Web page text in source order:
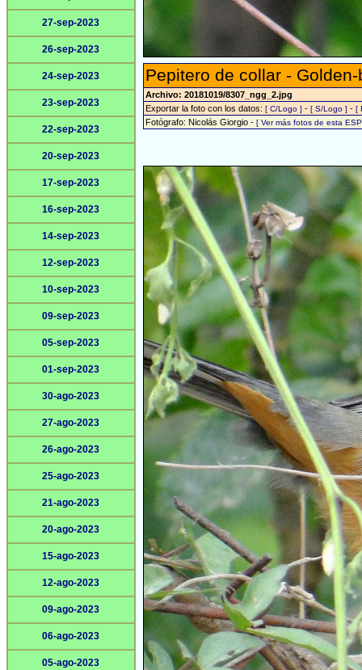
27-sep-2023
26-sep-2023
24-sep-2023
23-sep-2023
22-sep-2023
20-sep-2023
17-sep-2023
16-sep-2023
14-sep-2023
12-sep-2023
10-sep-2023
09-sep-2023
05-sep-2023
01-sep-2023
30-ago-2023
27-ago-2023
26-ago-2023
25-ago-2023
21-ago-2023
20-ago-2023
15-ago-2023
12-ago-2023
09-ago-2023
06-ago-2023
05-ago-2023
Pepitero de collar -
Archivo: 20181019/8307_ngg_2.jpg
Exportar la foto con los datos: [ C/Logo ] - [ S/Logo ] - [
Fotógrafo: Nicolás Giorgio - [ Ver más fotos de esta